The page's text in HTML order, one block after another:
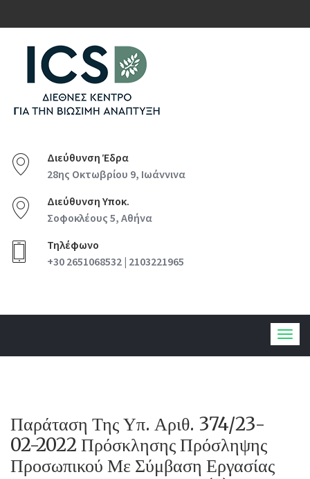
Διεύθυνση Έδρα
28ης Οκτωβρίου 9, Ιωάννινα
Διεύθυνση Υποκ.
Σοφοκλέους 5, Αθήνα
Τηλέφωνο
+30 2651068532 | 2103221965
Παράταση Της Υπ. Αριθ. 374/23-
02-2022 Πρόσκλησης Πρόσληψης
Προσωπικού Με Σύμβαση Εργασίας